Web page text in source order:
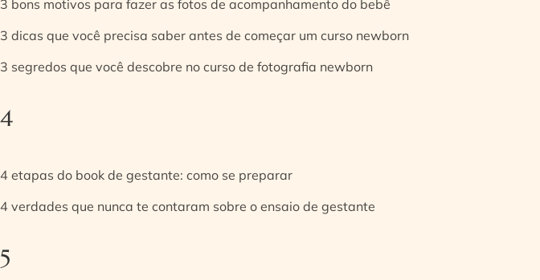
3 bons motivos para fazer as fotos de acompanhamento do bebê
3 dicas que você precisa saber antes de começar um curso newborn
3 segredos que você descobre no curso de fotografia newborn
4
4 etapas do book de gestante: como se preparar
4 verdades que nunca te contaram sobre o ensaio de gestante
5